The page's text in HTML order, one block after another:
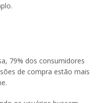
79% dos consumidores
de compra estão mais